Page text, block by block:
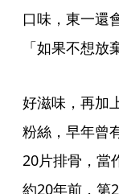
口味，東一還
「如果不想放
好滋味，再加
粉絲，早年曾
20片排骨，當
約20年前，第